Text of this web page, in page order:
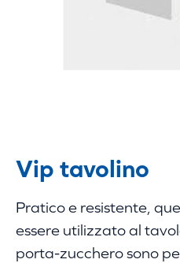
Vip tavolino
Pratico e resistente,
essere utilizzato al
porta-zucchero sono